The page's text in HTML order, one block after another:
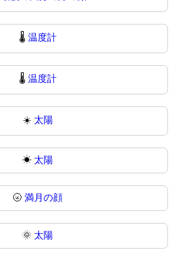
🌡️ 温度計
🌡 温度計
☀️ 太陽
☀ 太陽
🌝 満月の顔
🌞 太陽